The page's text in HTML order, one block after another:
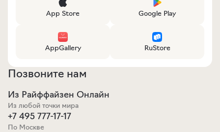
App Store Google Play
AppGallery RuStore
Позвоните нам
Из Райффайзен Онлайн
Из любой точки мира
+7 495 777-17-17
По Москве